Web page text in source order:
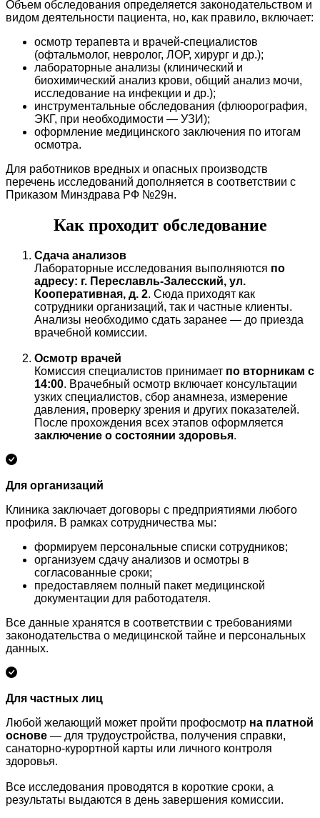
Объем обследования определяется законодательством и
видом деятельности пациента, но, как правило, включает:
осмотр терапевта и врачей-специалистов
(офтальмолог, невролог, ЛОР, хирург и др.);
лабораторные анализы (клинический и
биохимический анализ крови, общий анализ мочи,
исследование на инфекции и др.);
инструментальные обследования (флюорография,
ЭКГ, при необходимости — УЗИ);
оформление медицинского заключения по итогам
осмотра.
Для работников вредных и опасных производств
перечень исследований дополняется в соответствии с
Приказом Минздрава РФ №29н.
Как проходит обследование
Сдача анализов
Лабораторные исследования выполняются по
адресу: г. Переславль-Залесский, ул.
Кооперативная, д. 2. Сюда приходят как
сотрудники организаций, так и частные клиенты.
Анализы необходимо сдать заранее — до приезда
врачебной комиссии.
Осмотр врачей
Комиссия специалистов принимает по вторникам с
14:00. Врачебный осмотр включает консультации
узких специалистов, сбор анамнеза, измерение
давления, проверку зрения и других показателей.
После прохождения всех этапов оформляется
заключение о состоянии здоровья.
Для организаций
Клиника заключает договоры с предприятиями любого
профиля. В рамках сотрудничества мы:
формируем персональные списки сотрудников;
организуем сдачу анализов и осмотры в
согласованные сроки;
предоставляем полный пакет медицинской
документации для работодателя.
Все данные хранятся в соответствии с требованиями
законодательства о медицинской тайне и персональных
данных.
Для частных лиц
Любой желающий может пройти профосмотр на платной
основе — для трудоустройства, получения справки,
санаторно-курортной карты или личного контроля
здоровья.
Все исследования проводятся в короткие сроки, а
результаты выдаются в день завершения комиссии.